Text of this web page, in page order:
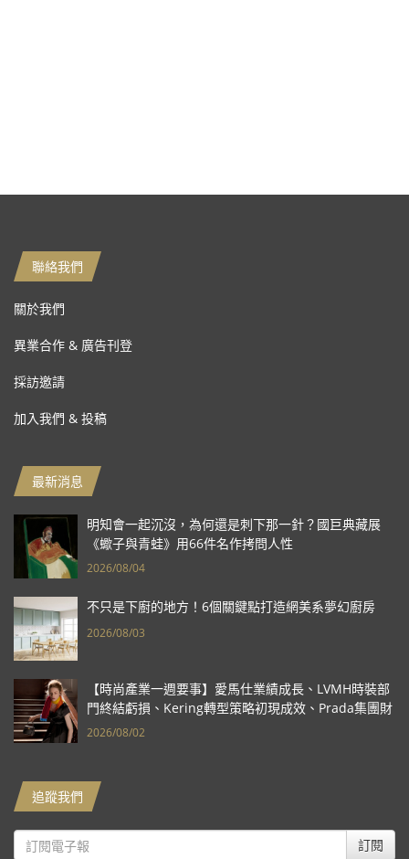
聯絡我們
關於我們
異業合作 & 廣告刊登
採訪邀請
加入我們 & 投稿
最新消息
明知會一起沉沒，為何還是刺下那一針？國巨典藏展
《蠍子與青蛙》用66件名作拷問人性
2026/08/04
不只是下廚的地方！6個關鍵點打造網美系夢幻廚房
2026/08/03
【時尚產業一週要事】愛馬仕業績成長、LVMH時裝部
門終結虧損、Kering轉型策略初現成效、Prada集團財
報亮眼
2026/08/02
追蹤我們
訂閱